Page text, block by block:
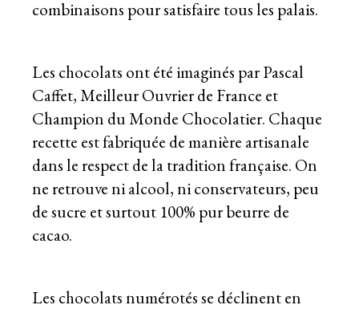
combinaisons pour satisfaire tous les palais.
Les chocolats ont été imaginés par Pascal
Caffet, Meilleur Ouvrier de France et
Champion du Monde Chocolatier. Chaque
recette est fabriquée de manière artisanale
dans le respect de la tradition française. On
ne retrouve ni alcool, ni conservateurs, peu
de sucre et surtout 100% pur beurre de
cacao.
Les chocolats numérotés se déclinent en